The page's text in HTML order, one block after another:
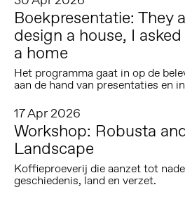
Boekpresentatie: They
design a house, I
a home
Het programma gaat in op de
aan de hand van presentaties en
17 Apr 2026
Workshop: Robusta
Landscape
Koffieproeverij die aanzet tot
geschiedenis, land en verzet.